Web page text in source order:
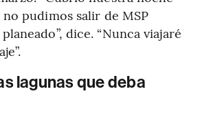
pudimos salir de MSP
dice. “Nunca viajaré
lagunas que deba